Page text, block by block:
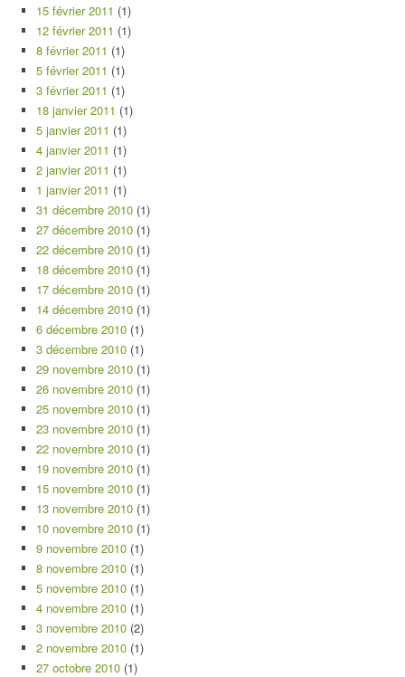
15 février 2011 (1)
12 février 2011 (1)
8 février 2011 (1)
5 février 2011 (1)
3 février 2011 (1)
18 janvier 2011 (1)
5 janvier 2011 (1)
4 janvier 2011 (1)
2 janvier 2011 (1)
1 janvier 2011 (1)
31 décembre 2010 (1)
27 décembre 2010 (1)
22 décembre 2010 (1)
18 décembre 2010 (1)
17 décembre 2010 (1)
14 décembre 2010 (1)
6 décembre 2010 (1)
3 décembre 2010 (1)
29 novembre 2010 (1)
26 novembre 2010 (1)
25 novembre 2010 (1)
23 novembre 2010 (1)
22 novembre 2010 (1)
19 novembre 2010 (1)
15 novembre 2010 (1)
13 novembre 2010 (1)
10 novembre 2010 (1)
9 novembre 2010 (1)
8 novembre 2010 (1)
5 novembre 2010 (1)
4 novembre 2010 (1)
3 novembre 2010 (2)
2 novembre 2010 (1)
27 octobre 2010 (1)